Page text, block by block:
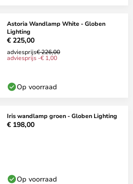
Astoria Wandlamp White - Globen
Lighting
€ 225,00
adviesprijs€ 226,00
adviesprijs -€ 1,00
Op voorraad
Iris wandlamp groen - Globen Lighting
€ 198,00
Op voorraad